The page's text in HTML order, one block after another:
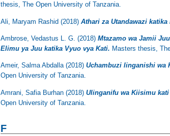
thesis, The Open University of Tanzania.
Ali, Maryam Rashid (2018)Athari za Utandawazi katika
Ambrose, Vedastus L. G. (2018)Mtazamo wa Jamii
Elimu ya Juu katika Vyuo vya Kati. Masters thesis,
Ameir, Salma Abdalla(2018)Uchambuzi linganishi wa
Open University of Tanzania.
Amrani, Safia Burhan (2018)Ulinganifu wa Kiisimu
Open University of Tanzania.
F